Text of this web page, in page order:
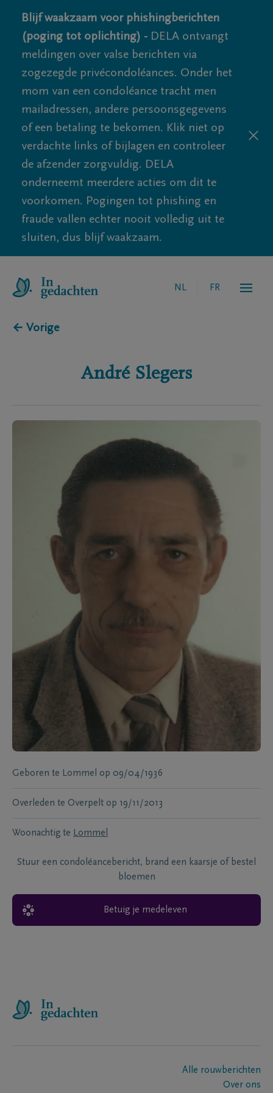
Blijf waakzaam voor phishingberichten
(poging tot oplichting) - DELA ontvangt
meldingen over valse berichten via
zogezegde privécondoléances. Onder het
mom van een condoléance tracht men
mailadressen, andere persoonsgegevens
of een betaling te bekomen. Klik niet op
verdachte links of bijlagen en controleer
de afzender zorgvuldig. DELA
onderneemt meerdere acties om dit te
voorkomen. Pogingen tot phishing en
fraude vallen echter nooit volledig uit te
sluiten, dus blijf waakzaam.
NL FR
← Vorige
André Slegers
Geboren te Lommel op 09/04/1936
Overleden te Overpelt op 19/11/2013
Woonachtig te Lommel
Stuur een condoléancebericht, brand een kaarsje of bestel
bloemen
Betuig je medeleven
Alle rouwberichten
Over ons